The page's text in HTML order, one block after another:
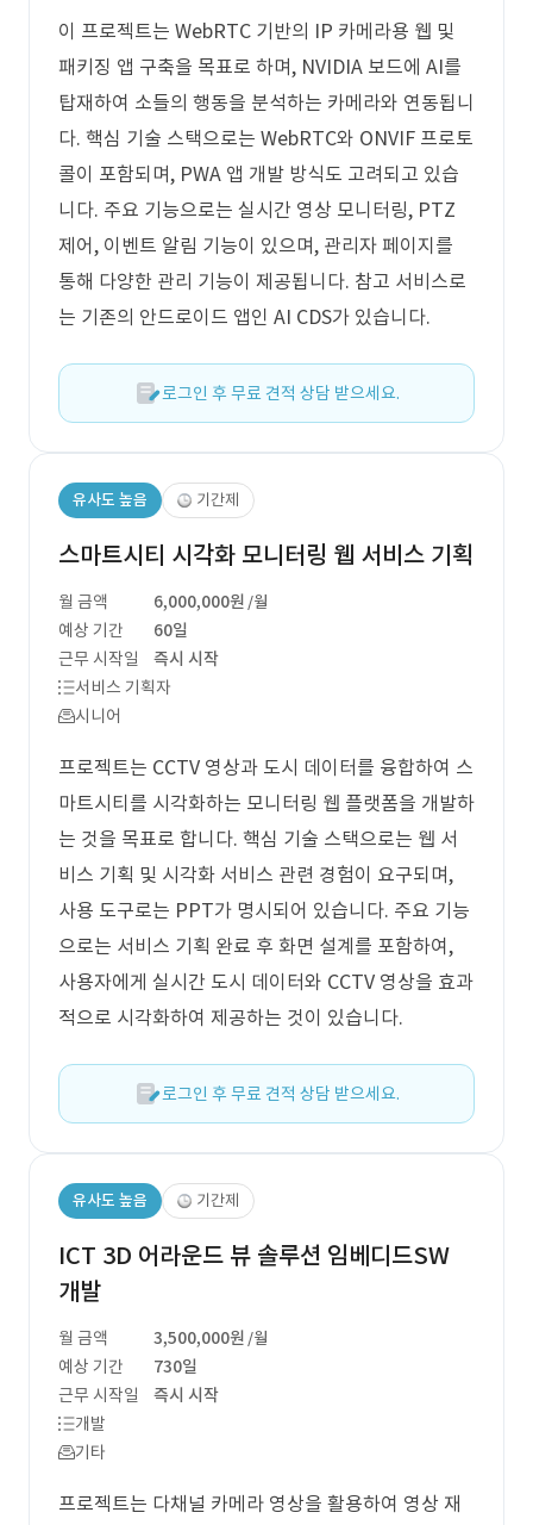
이 프로젝트는 WebRTC 기반의 IP 카메라용 웹 및
패키징 앱 구축을 목표로 하며, NVIDIA 보드에 AI를
탑재하여 소들의 행동을 분석하는 카메라와 연동됩니
다. 핵심 기술 스택으로는 WebRTC와 ONVIF 프로토
콜이 포함되며, PWA 앱 개발 방식도 고려되고 있습
니다. 주요 기능으로는 실시간 영상 모니터링, PTZ
제어, 이벤트 알림 기능이 있으며, 관리자 페이지를
통해 다양한 관리 기능이 제공됩니다. 참고 서비스로
는 기존의 안드로이드 앱인 AI CDS가 있습니다.
로그인 후 무료 견적 상담 받으세요.
유사도 높음 기간제
스마트시티 시각화 모니터링 웹 서비스 기획
월 금액 6,000,000원 /월
예상 기간
60일
근무 시작일
즉시 시작
서비스 기획자
시니어
프로젝트는 CCTV 영상과 도시 데이터를 융합하여 스
마트시티를 시각화하는 모니터링 웹 플랫폼을 개발하
는 것을 목표로 합니다. 핵심 기술 스택으로는 웹 서
비스 기획 및 시각화 서비스 관련 경험이 요구되며,
사용 도구로는 PPT가 명시되어 있습니다. 주요 기능
으로는 서비스 기획 완료 후 화면 설계를 포함하여,
사용자에게 실시간 도시 데이터와 CCTV 영상을 효과
적으로 시각화하여 제공하는 것이 있습니다.
로그인 후 무료 견적 상담 받으세요.
유사도 높음 기간제
ICT 3D 어라운드 뷰 솔루션 임베디드SW
개발
월 금액 3,500,000원 /월
예상 기간
730일
근무 시작일
즉시 시작
개발
기타
프로젝트는 다채널 카메라 영상을 활용하여 영상 재